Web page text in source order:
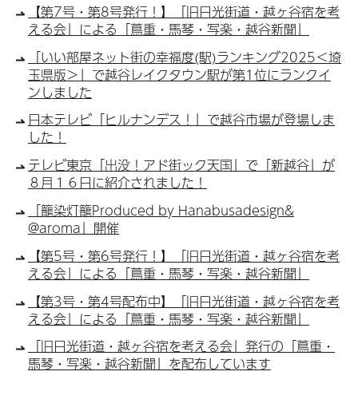
【第7号・第8号発行！】「旧日光街道・越ヶ谷宿を考
える会」による「蔦重・馬琴・写楽・越谷新聞」
「いい部屋ネット街の幸福度(駅)ランキング2025＜埼
玉県版＞」で越谷レイクタウン駅が第1位にランクイ
ンしました
日本テレビ「ヒルナンデス！」で越谷市場が登場しま
した！
テレビ東京「出没！アド街ック天国」で「新越谷」が
８月１６日に紹介されました！
「籠染灯籠Produced by Hanabusadesign&
@aroma」開催
【第5号・第6号発行！】「旧日光街道・越ヶ谷宿を考
える会」による「蔦重・馬琴・写楽・越谷新聞」
【第3号・第4号配布中】「旧日光街道・越ヶ谷宿を考
える会」による「蔦重・馬琴・写楽・越谷新聞」
「旧日光街道・越ヶ谷宿を考える会」発行の「蔦重・
馬琴・写楽・越谷新聞」を配布しています